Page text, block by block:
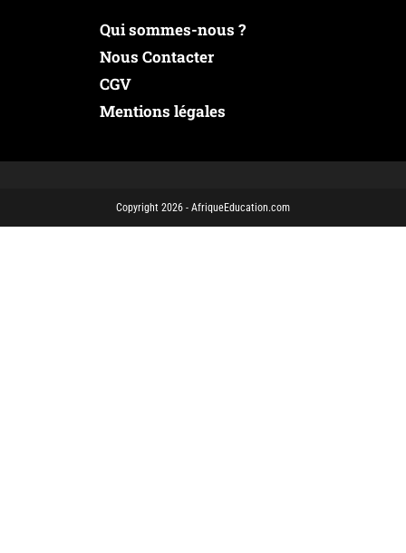
Qui sommes-nous ?
Nous Contacter
CGV
Mentions légales
Copyright 2026 - AfriqueEducation.com